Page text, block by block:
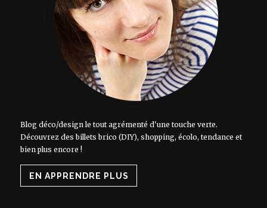
Blog déco/design le tout agrémenté d'une touche verte.
Découvrez des billets brico (DIY), shopping, écolo, tendance et
bien plus encore !
EN APPRENDRE PLUS